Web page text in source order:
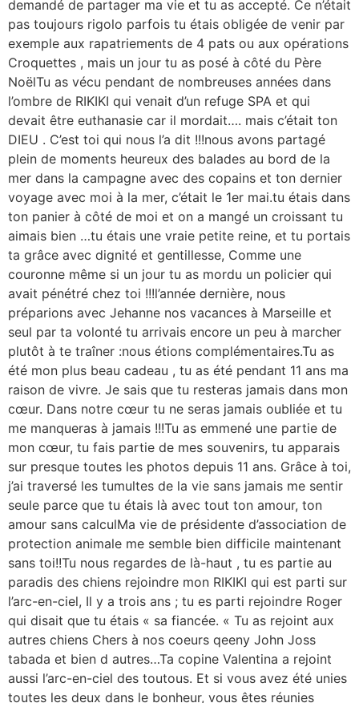
demandé de partager ma vie et tu as accepté. Ce n’était
pas toujours rigolo parfois tu étais obligée de venir par
exemple aux rapatriements de 4 pats ou aux opérations
Croquettes , mais un jour tu as posé à côté du Père
NoëlTu as vécu pendant de nombreuses années dans
l’ombre de RIKIKI qui venait d’un refuge SPA et qui
devait être euthanasie car il mordait…. mais c’était ton
DIEU . C’est toi qui nous l’a dit !!!nous avons partagé
plein de moments heureux des balades au bord de la
mer dans la campagne avec des copains et ton dernier
voyage avec moi à la mer, c’était le 1er mai.tu étais dans
ton panier à côté de moi et on a mangé un croissant tu
aimais bien …tu étais une vraie petite reine, et tu portais
ta grâce avec dignité et gentillesse, Comme une
couronne même si un jour tu as mordu un policier qui
avait pénétré chez toi !!!l’année dernière, nous
préparions avec Jehanne nos vacances à Marseille et
seul par ta volonté tu arrivais encore un peu à marcher
plutôt à te traîner :nous étions complémentaires.Tu as
été mon plus beau cadeau , tu as été pendant 11 ans ma
raison de vivre. Je sais que tu resteras jamais dans mon
cœur. Dans notre cœur tu ne seras jamais oubliée et tu
me manqueras à jamais !!!Tu as emmené une partie de
mon cœur, tu fais partie de mes souvenirs, tu apparais
sur presque toutes les photos depuis 11 ans. Grâce à toi,
j’ai traversé les tumultes de la vie sans jamais me sentir
seule parce que tu étais là avec tout ton amour, ton
amour sans calculMa vie de présidente d’association de
protection animale me semble bien difficile maintenant
sans toi!!Tu nous regardes de là-haut , tu es partie au
paradis des chiens rejoindre mon RIKIKI qui est parti sur
l’arc-en-ciel, Il y a trois ans ; tu es parti rejoindre Roger
qui disait que tu étais « sa fiancée. « Tu as rejoint aux
autres chiens Chers à nos coeurs qeeny John Joss
tabada et bien d autres…Ta copine Valentina a rejoint
aussi l’arc-en-ciel des toutous. Et si vous avez été unies
toutes les deux dans le bonheur, vous êtes réunies